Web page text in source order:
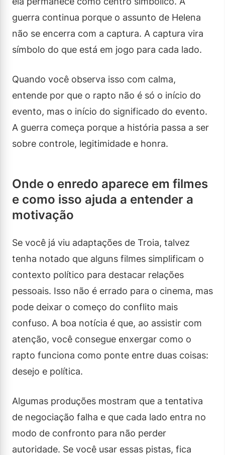
guerra continua porque o assunto de Helena
não se encerra com a captura. A captura vira
símbolo do que está em jogo para cada lado.
Quando você observa isso com calma,
entende por que o rapto não é só o início do
evento, mas o início do significado do evento.
A guerra começa porque a história passa a ser
sobre controle, legitimidade e honra.
Onde o enredo aparece em filmes
e como isso ajuda a entender a
motivação
Se você já viu adaptações de Troia, talvez
tenha notado que alguns filmes simplificam o
contexto político para destacar relações
pessoais. Isso não é errado para o cinema, mas
pode deixar o começo do conflito mais
confuso. A boa notícia é que, ao assistir com
atenção, você consegue enxergar como o
rapto funciona como ponte entre duas coisas:
desejo e política.
Algumas produções mostram que a tentativa
de negociação falha e que cada lado entra no
modo de confronto para não perder
autoridade. Se você usar essas pistas, fica